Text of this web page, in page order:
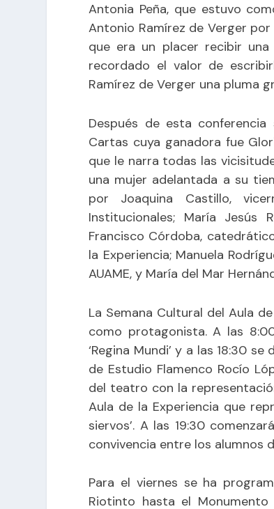
Antonia Peña, que estuvo
Antonio Ramírez de Verger
que era un placer recibir
recordado el valor de
Ramírez de Verger una pluma
Después de esta
Cartas cuya ganadora fue
que le narra todas las
una mujer adelantada a su
por Joaquina Castillo,
Institucionales; María Jesús
Francisco Córdoba,
la Experiencia; Manuela
AUAME, y María del Mar
La Semana Cultural del Aula
como protagonista. A las
‘Regina Mundi’ y a las 18:30
de Estudio Flamenco Rocío
del teatro con la
Aula de la Experiencia que
siervos’. A las 19:30
convivencia entre los alumnos
Para el viernes se ha
Riotinto hasta el